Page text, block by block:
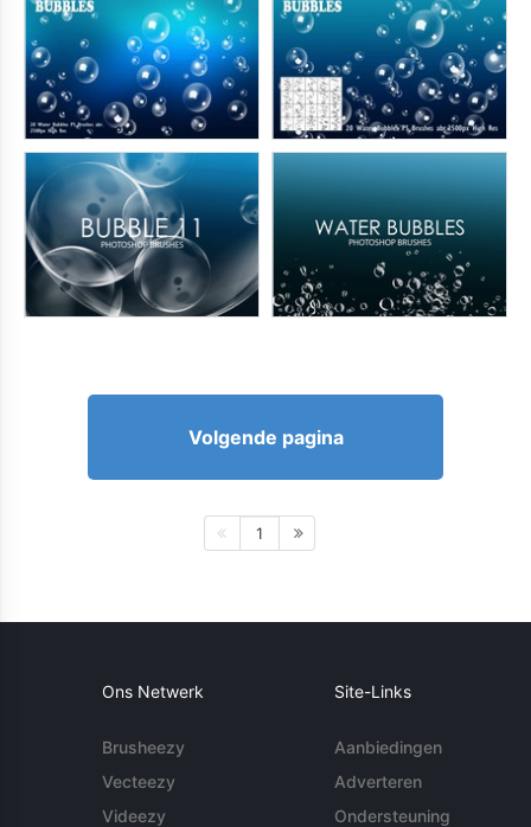
Volgende pagina
1
Ons Netwerk
Brusheezy
Vecteezy
Videezy
Site-Links
Aanbiedingen
Adverteren
Ondersteuning